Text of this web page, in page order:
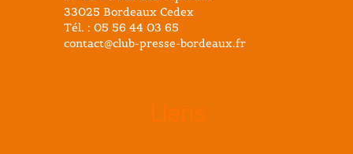
33025 Bordeaux Cedex
Tél. : 05 56 44 03 65
contact@club-presse-bordeaux.fr